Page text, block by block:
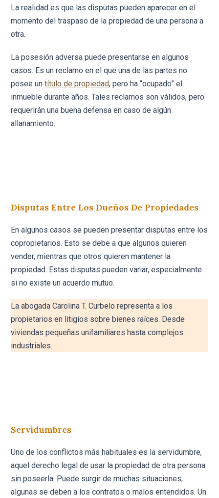
La realidad es que las disputas pueden aparecer en el
momento del traspaso de la propiedad de una persona a
otra.
La posesión adversa puede presentarse en algunos
casos. Es un reclamo en el que una de las partes no
posee untítulo de propiedad, pero ha “ocupado” el
inmueble durante años. Tales reclamos son válidos, pero
requerirán una buena defensa en caso de algún
allanamiento.
Disputas Entre Los Dueños De Propiedades
En algunos casos se pueden presentar disputas entre los
copropietarios. Esto se debe a que algunos quieren
vender, mientras que otros quieren mantener la
propiedad. Estas disputas pueden variar, especialmente
si no existe un acuerdo mutuo.
La abogada Carolina T. Curbelo representa a los
propietarios en litigios sobre bienes raíces. Desde
viviendas pequeñas unifamiliares hasta complejos
industriales.
Servidumbres
Uno de los conflictos más habituales es la servidumbre,
aquel derecho legal de usar la propiedad de otra persona
sin poseerla. Puede surgir de muchas situaciones,
algunas se deben a los contratos o malos entendidos. Un